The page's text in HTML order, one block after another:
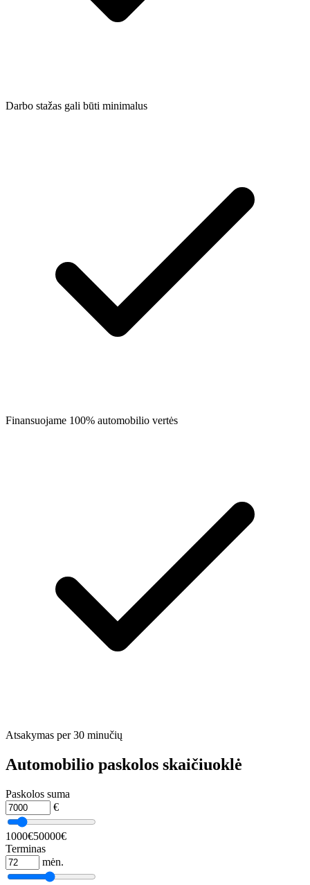
Darbo stažas gali būti minimalus
Finansuojame 100% automobilio vertės
Atsakymas per 30 minučių
Automobilio paskolos skaičiuoklė
Paskolos suma
€
1000€50000€
Terminas
mėn.